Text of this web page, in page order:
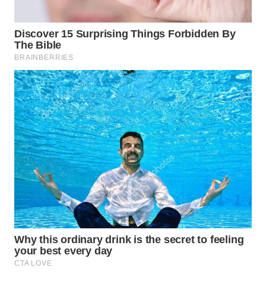
ADVOKAT
WAHANA
INFRASTRUKTUR
WAHANA
KONSUMEN
WAHANA
LISTRIK
WAHANA
TRAVEL
WAHANA
TV